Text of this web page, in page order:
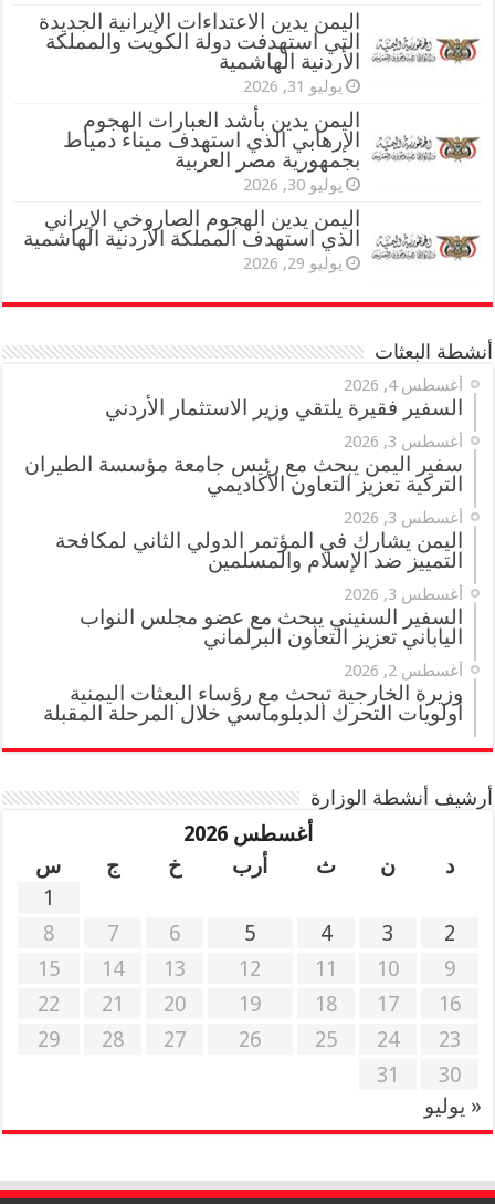
اليمن يدين الاعتداءات الإيرانية الجديدة
التي استهدفت دولة الكويت والمملكة
الأردنية الهاشمية
يوليو 31, 2026
اليمن يدين بأشد العبارات الهجوم
الإرهابي الذي استهدف ميناء دمياط
بجمهورية مصر العربية
يوليو 30, 2026
اليمن يدين الهجوم الصاروخي الإيراني
الذي استهدف المملكة الأردنية الهاشمية
يوليو 29, 2026
أنشطة البعثات
أغسطس 4, 2026
السفير فقيرة يلتقي وزير الاستثمار الأردني
أغسطس 3, 2026
سفير اليمن يبحث مع رئيس جامعة مؤسسة الطيران
التركية تعزيز التعاون الأكاديمي
أغسطس 3, 2026
اليمن يشارك في المؤتمر الدولي الثاني لمكافحة
التمييز ضد الإسلام والمسلمين
أغسطس 3, 2026
السفير السنيني يبحث مع عضو مجلس النواب
الياباني تعزيز التعاون البرلماني
أغسطس 2, 2026
وزيرة الخارجية تبحث مع رؤساء البعثات اليمنية
أولويات التحرك الدبلوماسي خلال المرحلة المقبلة
أرشيف أنشطة الوزارة
أغسطس 2026
د
ن ث أرب خ ج
س
1
2
3
4
5
6
7
8
9
10
11
12
13
14
15
16
17
18
19
20
21
22
23
24
25
26
27
28
29
30
31
« يوليو